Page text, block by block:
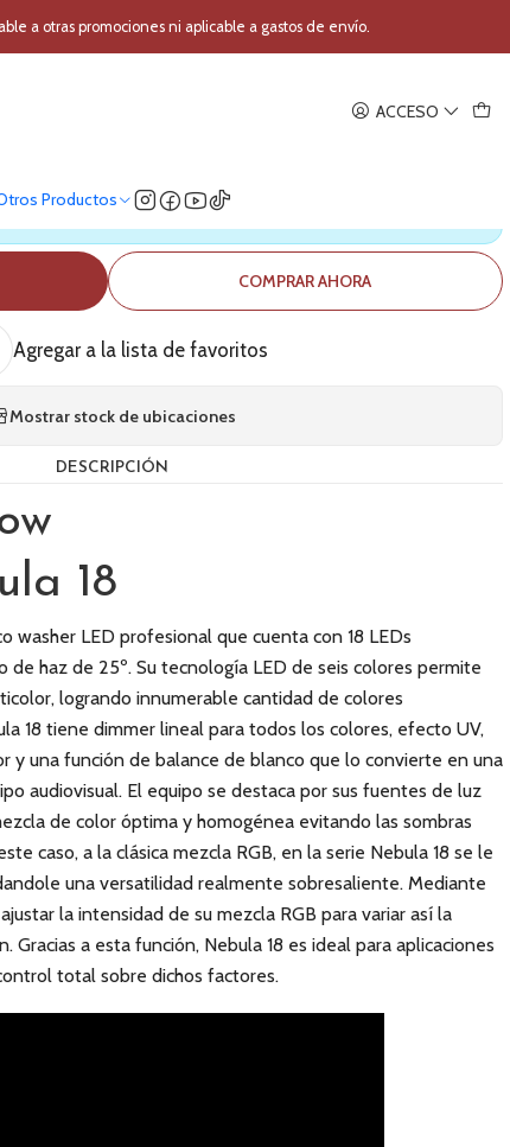
ACCESO
Productos
a otras promociones ni aplicable a gastos de envío.
Tecshow Nebula 18
stock
COMPRAR AHORA
Agregar a la lista de favoritos
Mostrar stock de ubicaciones
DESCRIPCIÓN
18
washer LED profesional que cuenta con 18 LEDs
de haz de 25º. Su tecnología LED de seis colores permite
logrando innumerable cantidad de colores
18 tiene dimmer lineal para todos los colores, efecto UV,
y una función de balance de blanco que lo convierte en una
audiovisual. El equipo se destaca por sus fuentes de luz
de color óptima y homogénea evitando las sombras
caso, a la clásica mezcla RGB, en la serie Nebula 18 se le
una versatilidad realmente sobresaliente. Mediante
la intensidad de su mezcla RGB para variar así la
Gracias a esta función, Nebula 18 es ideal para aplicaciones
total sobre dichos factores.